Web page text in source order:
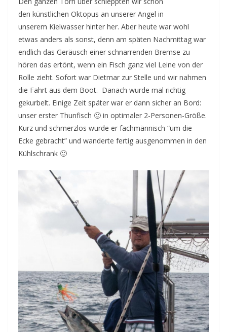
den künstlichen Oktopus an unserer Angel in
unserem Kielwasser hinter her. Aber heute war wohl
etwas anders als sonst, denn am späten Nachmittag war
endlich das Geräusch einer schnarrenden Bremse zu
hören das ertönt, wenn ein Fisch ganz viel Leine von der
Rolle zieht. Sofort war Dietmar zur Stelle und wir nahmen
die Fahrt aus dem Boot. Danach wurde mal richtig
gekurbelt. Einige Zeit später war er dann sicher an Bord:
unser erster Thunfisch 🙂 in optimaler 2-Personen-Größe.
Kurz und schmerzlos wurde er fachmännisch “um die
Ecke gebracht” und wanderte fertig ausgenommen in den
Kühlschrank 🙂